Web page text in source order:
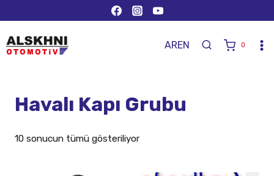
AREN 0
Havalı Kapı Grubu
10 sonucun tümü gösteriliyor